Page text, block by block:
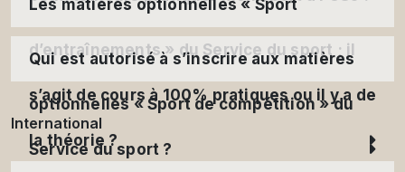
Les matières optionnelles « Sport
d’entraînements » du Service du sport ; il
s’agit de cours à 100% pratiques ou il y a de
la théorie ?
Qui est autorisé à s’inscrire aux matières
optionnelles « Sport de compétition » du
Service du sport ?
International